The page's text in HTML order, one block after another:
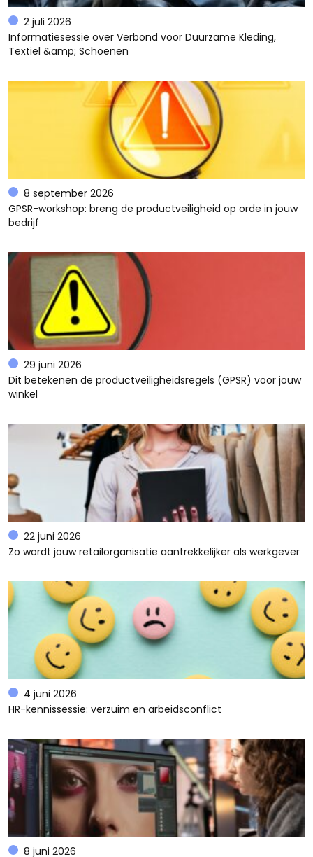
2 juli 2026
Informatiesessie over Verbond voor Duurzame Kleding,
Textiel &amp; Schoenen
8 september 2026
GPSR-workshop: breng de productveiligheid op orde in jouw
bedrijf
29 juni 2026
Dit betekenen de productveiligheidsregels (GPSR) voor jouw
winkel
22 juni 2026
Zo wordt jouw retailorganisatie aantrekkelijker als werkgever
4 juni 2026
HR-kennissessie: verzuim en arbeidsconflict
8 juni 2026